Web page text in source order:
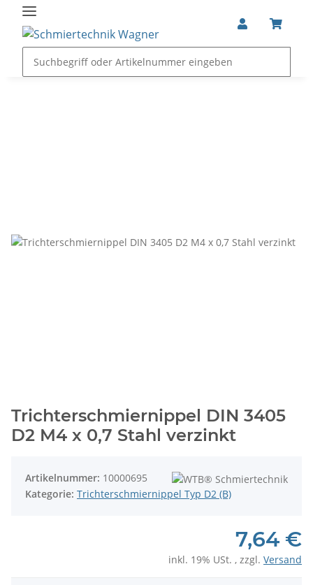
Trichterschmiernippel DIN 3405
D2 M4 x 0,7 Stahl verzinkt
Artikelnummer: 10000695
Kategorie: Trichterschmiernippel Typ D2 (B)
7,64 €
inkl. 19% USt. , zzgl. Versand